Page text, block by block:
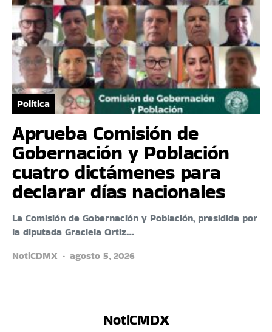
Política
Aprueba Comisión de
Gobernación y Población
cuatro dictámenes para
declarar días nacionales
La Comisión de Gobernación y Población, presidida por
la diputada Graciela Ortiz…
NotiCDMX
agosto 5, 2026
NotiCMDX